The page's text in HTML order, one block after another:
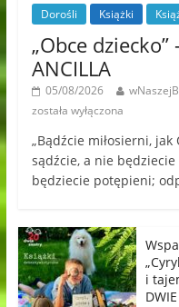
Dorośli Książki
„Obce
ANCILLA
05/08/2026
została wyłączona
„Bądźcie miłosierni,
sądźcie, a nie
będziecie potępieni;
i